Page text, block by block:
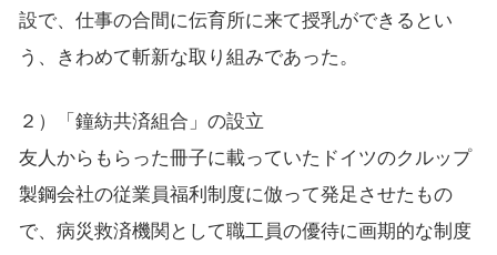
設で、仕事の合間に伝育所に来て授乳ができるとい
う、きわめて斬新な取り組みであった。
２）「鐘紡共済組合」の設立
友人からもらった冊子に載っていたドイツのクルップ
製鋼会社の従業員福利制度に倣って発足させたもの
で、病災救済機関として職工員の優待に画期的な制度